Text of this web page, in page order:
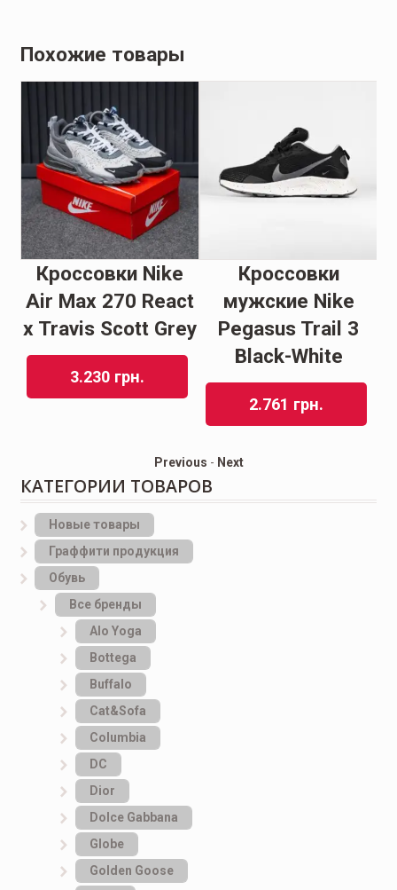
Похожие товары
Кроссовки Nike
Air Mаx 270 Reасt
x Trаvis Scоtt Grey
3.230 грн.
Кроссовки
мужские Nike
Pegasus Trail 3
Black-White
2.761 грн.
Previous - Next
КАТЕГОРИИ ТОВАРОВ
Новые товары
Граффити продукция
Обувь
Все бренды
Alo Yoga
Bottеga
Buffalo
Cat&Sofa
Columbia
DC
Dior
Dolce Gabbana
Globe
Golden Goose